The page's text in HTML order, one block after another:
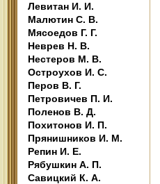
Левитан И. И.
Малютин С. В.
Мясоедов Г. Г.
Неврев Н. В.
Нестеров М. В.
Остроухов И. С.
Перов В. Г.
Петровичев П. И.
Поленов В. Д.
Похитонов И. П.
Прянишников И. М.
Репин И. Е.
Рябушкин А. П.
Савицкий К. А.